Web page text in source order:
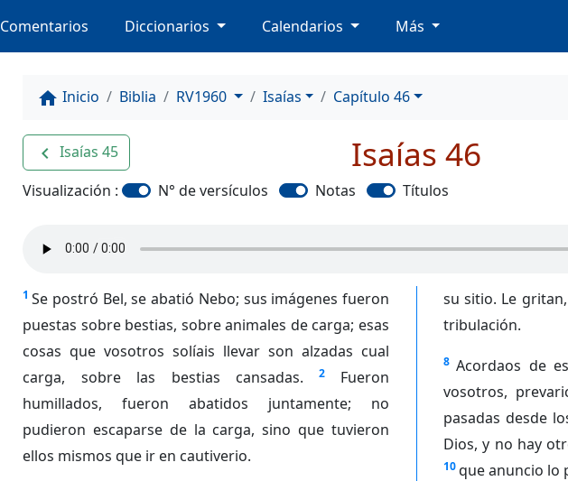
Comentarios Diccionarios Calendarios Más
home Inicio Biblia RV1960 Isaías Capítulo 46
navigate_before Isaías 45 Isaías 46
Visualización : N° de versículos Notas Títulos
1 Se postró Bel, se abatió Nebo; sus imágenes fueron
puestas sobre bestias, sobre animales de carga; esas
cosas que vosotros solíais llevar son alzadas cual
carga, sobre las bestias cansadas.
2
Fueron
humillados, fueron abatidos juntamente; no
pudieron escaparse de la carga, sino que tuvieron
ellos mismos que ir en cautiverio.
su sitio. Le
tribulación.
8 Acordaos de
vosotros,
pasadas desde
Dios, y no hay
10que anuncio lo